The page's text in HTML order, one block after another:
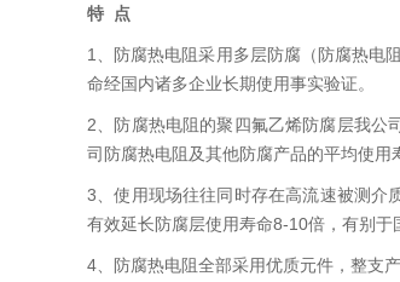
特 点
1、防腐热电阻采用多层防腐（防腐热
命经国内诸多企业长期使用事实验证。
2、防腐热电阻的聚四氟乙烯防腐层我公
司防腐热电阻及其他防腐产品的平均使用寿
3、使用现场往往同时存在高流速被测介
有效延长防腐层使用寿命8-10倍，有别于
4、防腐热电阻全部采用优质元件，整支